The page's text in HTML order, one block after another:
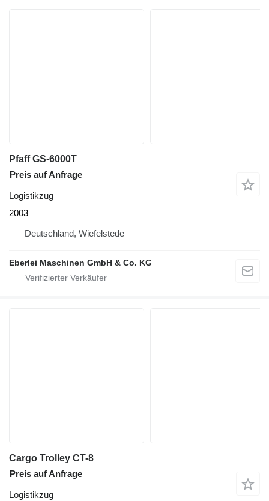
Pfaff GS-6000T
Preis auf Anfrage
Logistikzug
2003
Deutschland, Wiefelstede
Eberlei Maschinen GmbH & Co. KG
Cargo Trolley CT-8
Preis auf Anfrage
Logistikzug